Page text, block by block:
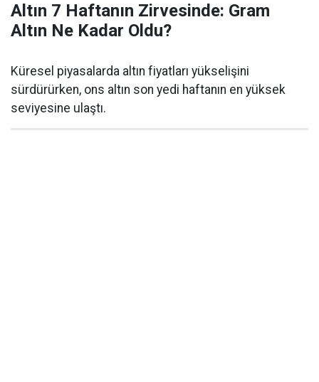
Altın 7 Haftanın Zirvesinde: Gram
Altın Ne Kadar Oldu?
Küresel piyasalarda altın fiyatları yükselişini
sürdürürken, ons altın son yedi haftanın en yüksek
seviyesine ulaştı.